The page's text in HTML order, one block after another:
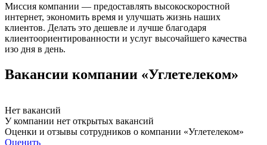
Миссия компании — предоставлять высокоскоростной
интернет, экономить время и улучшать жизнь наших
клиентов. Делать это дешевле и лучше благодаря
клиентоориентированности и услуг высочайшего качества
изо дня в день.
Вакансии компании «Углетелеком»
Нет вакансий
У компании нет открытых вакансий
Оценки и отзывы сотрудников о компании «Углетелеком»
Оценить